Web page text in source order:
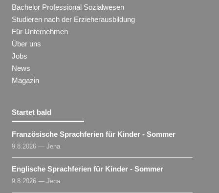
Bachelor Professional Sozialwesen
Studieren nach der Erzieherausbildung
Für Unternehmen
Über uns
Jobs
News
Magazin
Startet bald
Französische Sprachferien für Kinder - Sommer
9.8.2026 — Jena
Englische Sprachferien für Kinder - Sommer
9.8.2026 — Jena